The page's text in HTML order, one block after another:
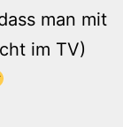
man mit
im TV)